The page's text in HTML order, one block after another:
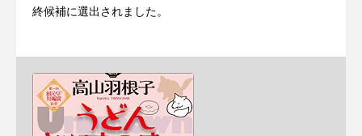
終候補に選出されました。